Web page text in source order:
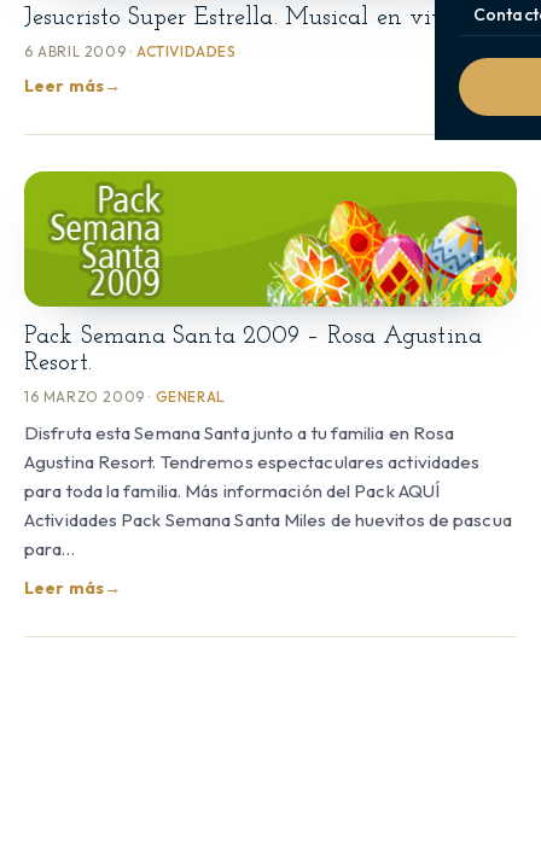
Jesucristo Super Estrella. Musical en vivo.
6 ABRIL 2009 · ACTIVIDADES
Leer más→
Pack Semana Santa 2009 – Rosa Agustina
Resort.
16 MARZO 2009 · GENERAL
Disfruta esta Semana Santa junto a tu familia en Rosa
Agustina Resort. Tendremos espectaculares actividades
para toda la familia. Más información del Pack AQUÍ
Actividades Pack Semana Santa Miles de huevitos de pascua
para…
Leer más→